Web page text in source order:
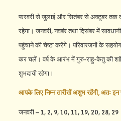
फरवरी से जुलाई और सितंबर से अक्टूबर
रहेगा। जनवरी, नवबंर तथा दिसंबर में
पहुंचाने की चेष्टा करेंगे। परिवारजनों के
कर चलें। वर्ष के आरंभ में गुरु-राहु-केतु की
शुभदायी रहेगा।
आपके लिए निम्न तारीखें अशुभ रहेंगी, अतः
जनवरी – 1, 2, 9, 10, 11, 19, 20, 28, 29